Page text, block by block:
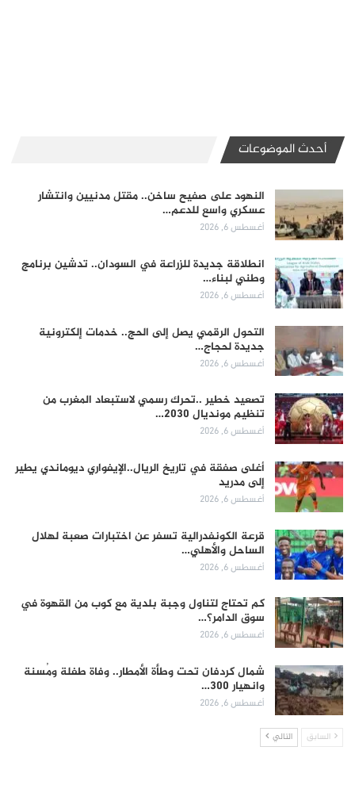
أحدث الموضوعات
النهود على صفيح ساخن.. مقتل مدنيين وانتشار
عسكري واسع للدعم…
أغسطس 6, 2026
انطلاقة جديدة للزراعة في السودان.. تدشين برنامج
وطني لبناء…
أغسطس 6, 2026
التحول الرقمي يصل إلى الحج.. خدمات إلكترونية
جديدة لحجاج…
أغسطس 6, 2026
تصعيد خطير ..تحرك رسمي لاستبعاد المغرب من
تنظيم مونديال 2030…
أغسطس 6, 2026
أغلى صفقة في تاريخ الريال..الإيفواري ديوماندي يطير
إلى مدريد
أغسطس 6, 2026
قرعة الكونفدرالية تسفر عن اختبارات صعبة لهلال
الساحل والأهلي…
أغسطس 6, 2026
كم تحتاج لتناول وجبة بلدية مع كوب من القهوة في
سوق الدامر؟…
أغسطس 6, 2026
شمال كردفان تحت وطأة الأمطار.. وفاة طفلة ومُسنة
وانهيار 300…
أغسطس 6, 2026
السابق التالي